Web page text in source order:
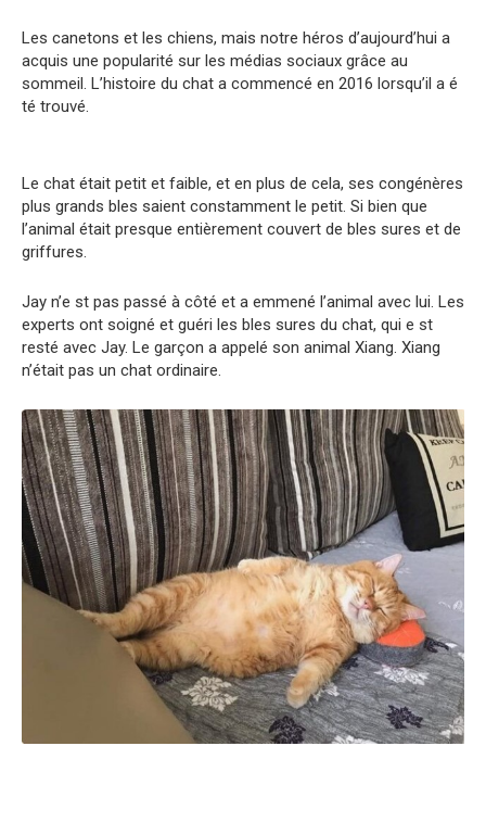
Les canetons et les chiens, mais notre héros d’aujourd’hui a
acquis une popularité sur les médias sociaux grâce au
sommeil. L’histoire du chat a commencé en 2016 lorsqu’il a é
té trouvé.
Le chat était petit et faible, et en plus de cela, ses congénères
plus grands bles saient constamment le petit. Si bien que
l’animal était presque entièrement couvert de bles sures et de
griffures.
Jay n’e st pas passé à côté et a emmené l’animal avec lui. Les
experts ont soigné et guéri les bles sures du chat, qui e st
resté avec Jay. Le garçon a appelé son animal Xiang. Xiang
n’était pas un chat ordinaire.